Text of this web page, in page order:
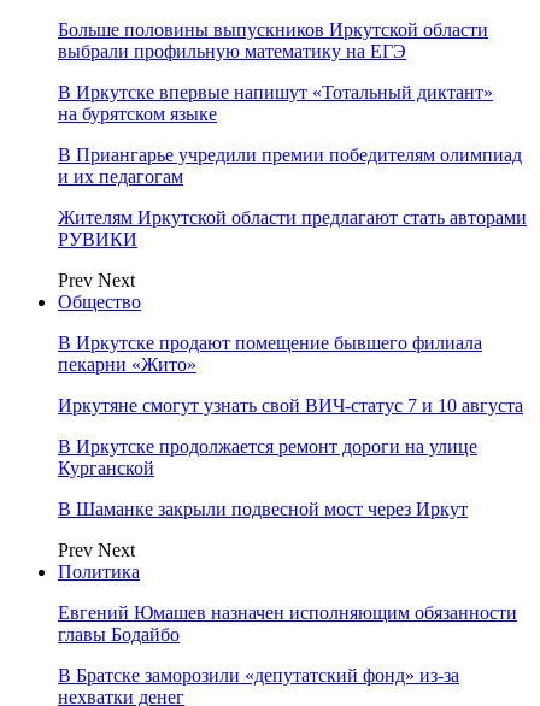
Больше половины выпускников Иркутской области
выбрали профильную математику на ЕГЭ
В Иркутске впервые напишут «Тотальный диктант»
на бурятском языке
В Приангарье учредили премии победителям олимпиад
и их педагогам
Жителям Иркутской области предлагают стать авторами
РУВИКИ
Prev Next
Общество
В Иркутске продают помещение бывшего филиала
пекарни «Жито»
Иркутяне смогут узнать свой ВИЧ-статус 7 и 10 августа
В Иркутске продолжается ремонт дороги на улице
Курганской
В Шаманке закрыли подвесной мост через Иркут
Prev Next
Политика
Евгений Юмашев назначен исполняющим обязанности
главы Бодайбо
В Братске заморозили «депутатский фонд» из‑за
нехватки денег